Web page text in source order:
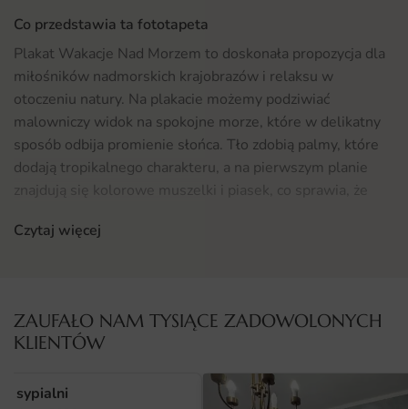
Co przedstawia ta fototapeta
Plakat Wakacje Nad Morzem to doskonała propozycja dla
miłośników nadmorskich krajobrazów i relaksu w
otoczeniu natury. Na plakacie możemy podziwiać
malowniczy widok na spokojne morze, które w delikatny
sposób odbija promienie słońca. Tło zdobią palmy, które
dodają tropikalnego charakteru, a na pierwszym planie
znajdują się kolorowe muszelki i piasek, co sprawia, że
oddaje urok letnich dni spędzonych nad wodą,
Gdzie sprawdzi się fototapeta Plakat Wakacje Nad
Morzem
Plakat Wakacje Nad Morzem to idealna dekoracja do
wielu różnych wnętrz. Świetnie sprawdzi się w salonie,
Czytaj więcej
ZAUFAŁO NAM TYSIĄCE ZADOWOLONYCH
KLIENTÓW
sypialni